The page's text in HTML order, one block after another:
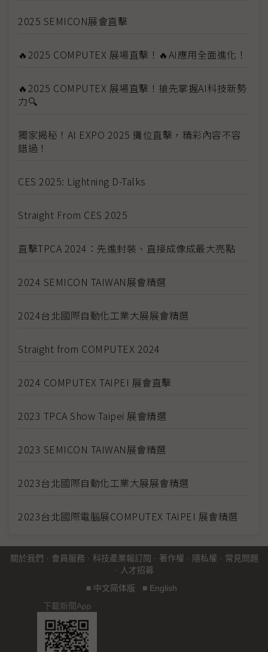
2025 SEMICON展會直擊
🔥2025 COMPUTEX 展場直擊！🔥AI應用全面進化！
🔥2025 COMPUTEX 展場直擊！搶先掌握AI科技新勢
力🔍
獨家揭秘！AI EXPO 2025 攤位直擊，精彩內容不容
錯過！
CES 2025: Lightning D-Talks
Straight From CES 2025
直擊TPCA 2024：先進封裝、直接成像成最大亮點
2024 SEMICON TAIWAN展會精選
2024台北國際自動化工業大展展會精選
Straight from COMPUTEX 2024
2024 COMPUTEX TAIPEI 展會直擊
2023 TPCA Show Taipei 展會精選
2023 SEMICON TAIWAN展會精選
2023台北國際自動化工業大展展會精選
2023台北國際電腦展COMPUTEX TAIPEI 展會精選
關於我們 · 會員服務 · 科技產業報訂閱 · 著作權 · 隱私權 · 常見問題
· 人才招募
■ 中文简体版 ■ English
下載新聞App